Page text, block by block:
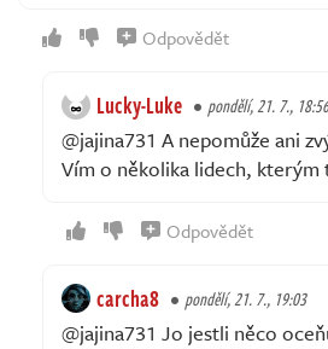
Odpovědět
Lucky-Luke pondělí, 21. 7., 18:56
@jajina731 A nepomůže ani
Vím o několika lidech, kterým
Odpovědět
carcha8 pondělí, 21. 7., 19:03
@jajina731 Jo jestli něco